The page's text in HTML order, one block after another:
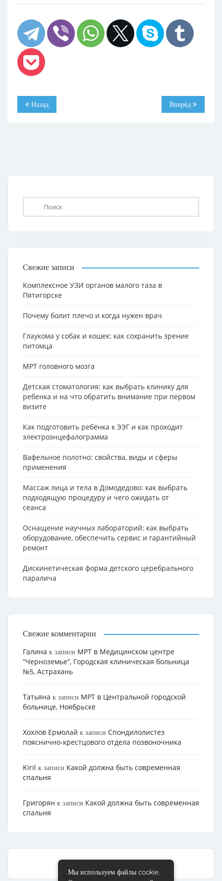
Назад Вперёд
Свежие записи
Комплексное УЗИ органов малого таза в
Пятигорске
Почему болит плечо и когда нужен врач
Глаукома у собак и кошек: как сохранить зрение
питомца
МРТ головного мозга
Детская стоматология: как выбрать клинику для
ребенка и на что обратить внимание при первом
визите
Как подготовить ребёнка к ЭЭГ и как проходит
электроэнцефалограмма
Вафельное полотно: свойства, виды и сферы
применения
Массаж лица и тела в Домодедово: как выбрать
подходящую процедуру и чего ожидать от
сеанса
Оснащение научных лабораторий: как выбрать
оборудование, обеспечить сервис и гарантийный
ремонт
Дискинетическая форма детского церебрального
паралича
Свежие комментарии
Галина к записи МРТ в Медицинском центре
“Черноземье”, Городская клиническая больница
№5, Астрахань
Татьяна к записи МРТ в Центральной городской
больнице, Ноябрьске
Хохлов Ермолай к записи Cпондилолистез
пояснично-крестцового отдела позвоночника
Kiril к записи Какой должна быть современная
спальня
Григорян к записи Какой должна быть современная
спальня
Мы используем файлы cookie.